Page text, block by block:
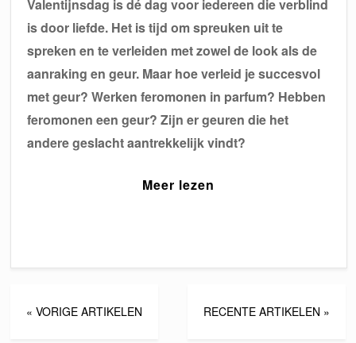
Valentijnsdag is dé dag voor iedereen die verblind
is door liefde. Het is tijd om spreuken uit te
spreken en te verleiden met zowel de look als de
aanraking en geur. Maar hoe verleid je succesvol
met geur? Werken feromonen in parfum? Hebben
feromonen een geur? Zijn er geuren die het
andere geslacht aantrekkelijk vindt?
Meer lezen
« VORIGE ARTIKELEN RECENTE ARTIKELEN »